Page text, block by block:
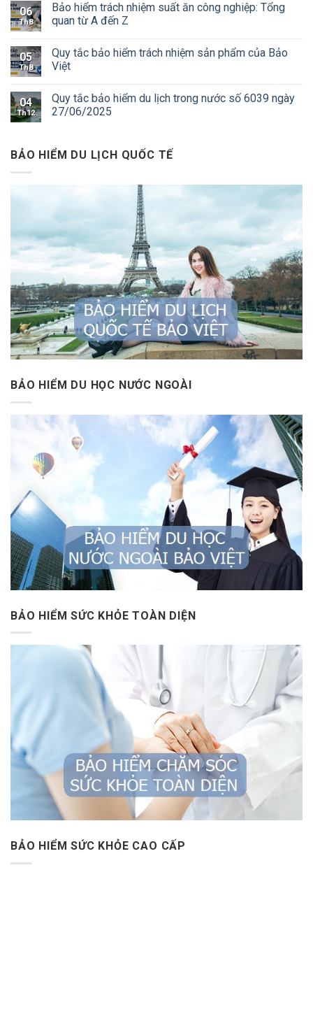
06
Th8
Bảo hiểm trách nhiệm suất ăn công nghiệp: Tổng
quan từ A đến Z
05
Th8
Quy tắc bảo hiểm trách nhiệm sản phẩm của Bảo
Việt
04
Th12
Quy tắc bảo hiểm du lịch trong nước số 6039 ngày
27/06/2025
BẢO HIỂM DU LỊCH QUỐC TẾ
BẢO HIỂM DU HỌC NƯỚC NGOÀI
BẢO HIỂM SỨC KHỎE TOÀN DIỆN
BẢO HIỂM SỨC KHỎE CAO CẤP